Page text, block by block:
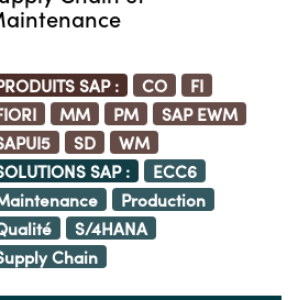
SAP : CO
FI
MM PM
SAP EWM
SD
WM
SAP :
ECC6
Production
S/4HANA
Chain